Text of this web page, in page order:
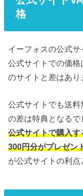
格
イーフォスの公式サ
公式サイトでの価格
のサイトと差はあり
公式サイトでも送
の差は特典となるで
公式サイトで購入
300円分がプレゼン
が公式サイトの利点